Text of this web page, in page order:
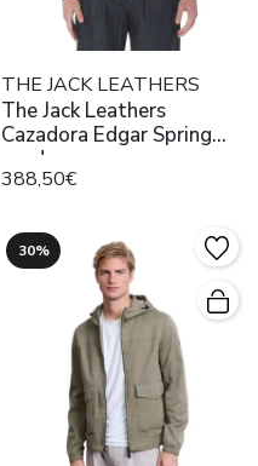
THE JACK LEATHERS
The Jack Leathers
Cazadora Edgar Spring
suede
388,50€
30%